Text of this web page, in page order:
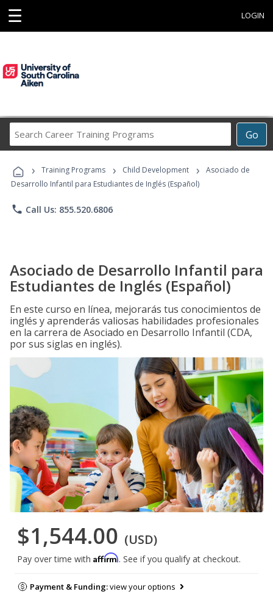
☰ LOGIN
Go
Career
Programs
› Training Programs › Child Development ›
Asociado de
Desarrollo Infantil para Estudiantes de Inglés (Español)
phone Call Us: 855.520.6806
Asociado de Desarrollo Infantil para
Estudiantes de Inglés (Español)
En este curso en línea, mejorarás tus conocimientos de
inglés y aprenderás valiosas habilidades profesionales
en la carrera de Asociado en Desarrollo Infantil (CDA,
por sus siglas en inglés).
$1,544.00 (USD)
Pay over time with Affirm. See if you qualify at checkout.
Payment & Funding:view your options